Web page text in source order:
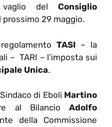
vaglio del Consiglio
29 maggio.
TASI – la
– TARI – l’imposta sui
Unica.
di Eboli Martino
al Bilancio Adolfo
della Commissione